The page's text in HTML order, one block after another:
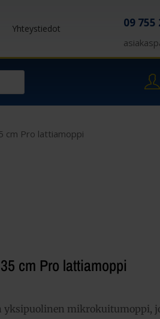
Yhteystiedot 09 755
cm Pro lattiamoppi
cm Pro lattiamoppi
yksipuolinen mikrokuitumoppi,